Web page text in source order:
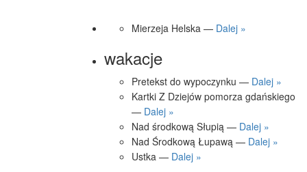
Mierzeja Helska — Dalej »
wakacje
Pretekst do wypoczynku — Dalej »
Kartki Z Dziejów pomorza gdańskiego
— Dalej »
Nad środkową Słupią — Dalej »
Nad Środkową Łupawą — Dalej »
Ustka — Dalej »